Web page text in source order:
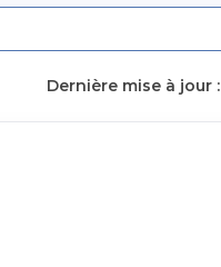
Dernière mise à jour :